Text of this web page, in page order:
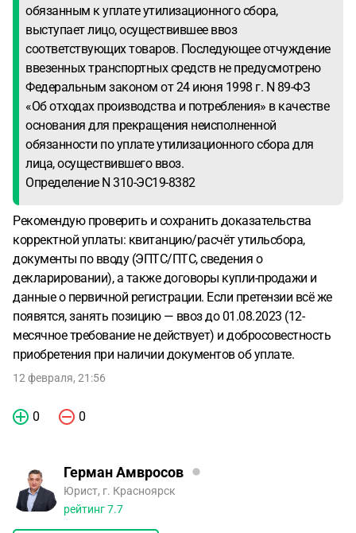
обязанным к уплате утилизационного сбора,
выступает лицо, осуществившее ввоз
соответствующих товаров. Последующее отчуждение
ввезенных транспортных средств не предусмотрено
Федеральным законом от 24 июня 1998 г. N 89-ФЗ
«Об отходах производства и потребления» в качестве
основания для прекращения неисполненной
обязанности по уплате утилизационного сбора для
лица, осуществившего ввоз.
Определение N 310-ЭС19-8382
Рекомендую проверить и сохранить доказательства
корректной уплаты: квитанцию/расчёт утильсбора,
документы по вводу (ЭПТС/ПТС, сведения о
декларировании), а также договоры купли-продажи и
данные о первичной регистрации. Если претензии всё же
появятся, занять позицию — ввоз до 01.08.2023 (12-
месячное требование не действует) и добросовестность
приобретения при наличии документов об уплате.
12 февраля, 21:56
0 0
Герман Амвросов
Юрист, г. Красноярск
рейтинг7.7